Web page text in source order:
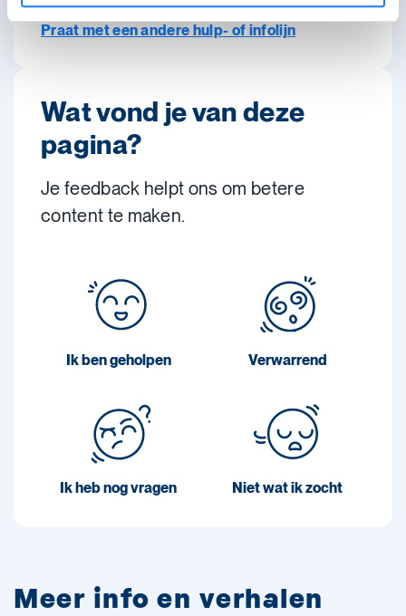
Niet gevonden wat je zocht?
Praat met een andere hulp- of infolijn
Wat vond je van deze
pagina?
Je feedback helpt ons om betere
content te maken.
Ik ben geholpen Verwarrend
Ik heb nog vragen Niet wat ik zocht
Meer info en verhalen